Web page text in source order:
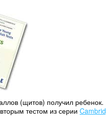
(щитов) получил
тестом из серии